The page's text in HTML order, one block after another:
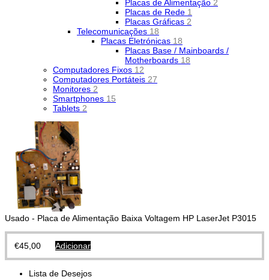
Placas de Alimentação 2
Placas de Rede 1
Placas Gráficas 2
Telecomunicações 18
Placas Eletrónicas 18
Placas Base / Mainboards /
Motherboards 18
Computadores Fixos 12
Computadores Portáteis 27
Monitores 2
Smartphones 15
Tablets 2
Usado - Placa de Alimentação Baixa Voltagem HP LaserJet P3015
€45,00 Adicionar
Lista de Desejos